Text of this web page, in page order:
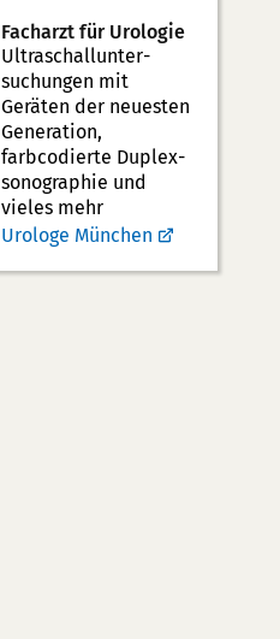
Facharzt für Urologie
Ultraschallunter­
suchungen mit
Geräten der neuesten
Generation,
farbcodierte Duplex­
sonographie und
vieles mehr
Urologe München